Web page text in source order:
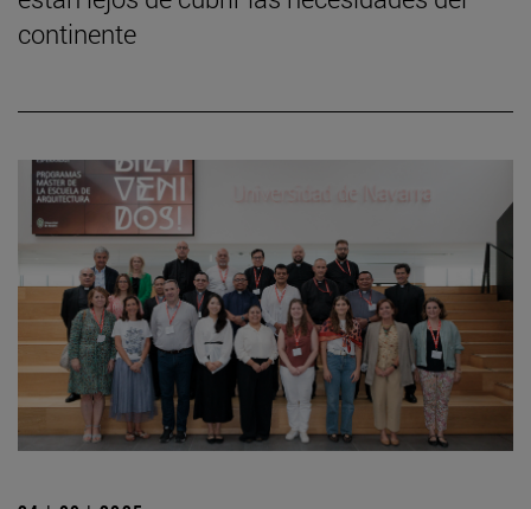
continente